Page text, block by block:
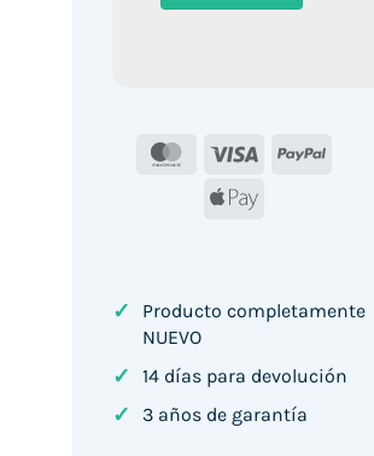
MasterCard
Visa
PayPal
Apple
✓
Producto completamente
NUEVO
✓ 14 días para devolución
✓ 3 años de garantía